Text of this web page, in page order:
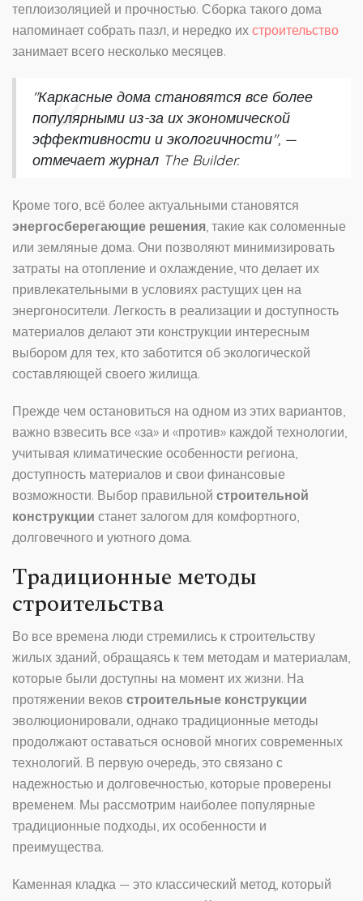
теплоизоляцией и прочностью. Сборка такого дома
напоминает собрать пазл, и нередко их строительство
занимает всего несколько месяцев.
"Каркасные дома становятся все более
популярными из-за их экономической
эффективности и экологичности", —
отмечает журнал The Builder.
Кроме того, всё более актуальными становятся
энергосберегающие решения, такие как соломенные
или земляные дома. Они позволяют минимизировать
затраты на отопление и охлаждение, что делает их
привлекательными в условиях растущих цен на
энергоносители. Легкость в реализации и доступность
материалов делают эти конструкции интересным
выбором для тех, кто заботится об экологической
составляющей своего жилища.
Прежде чем остановиться на одном из этих вариантов,
важно взвесить все «за» и «против» каждой технологии,
учитывая климатические особенности региона,
доступность материалов и свои финансовые
возможности. Выбор правильной строительной
конструкции станет залогом для комфортного,
долговечного и уютного дома.
Традиционные методы
строительства
Во все времена люди стремились к строительству
жилых зданий, обращаясь к тем методам и материалам,
которые были доступны на момент их жизни. На
протяжении веков строительные конструкции
эволюционировали, однако традиционные методы
продолжают оставаться основой многих современных
технологий. В первую очередь, это связано с
надежностью и долговечностью, которые проверены
временем. Мы рассмотрим наиболее популярные
традиционные подходы, их особенности и
преимущества.
Каменная кладка — это классический метод, который